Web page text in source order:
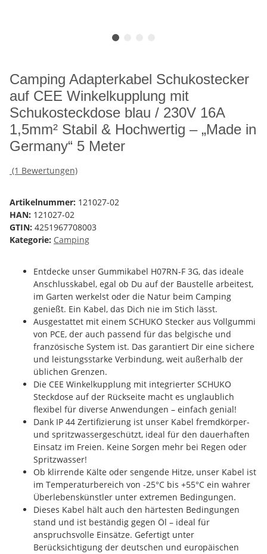
Camping Adapterkabel Schukostecker
auf CEE Winkelkupplung mit
Schukosteckdose blau / 230V 16A
1,5mm² Stabil & Hochwertig – „Made in
Germany“ 5 Meter
(1 Bewertungen)
Artikelnummer: 121027-02
HAN: 121027-02
GTIN: 4251967708003
Kategorie: Camping
Entdecke unser Gummikabel H07RN-F 3G, das ideale
Anschlusskabel, egal ob Du auf der Baustelle arbeitest,
im Garten werkelst oder die Natur beim Camping
genießt. Ein Kabel, das Dich nie im Stich lässt.
Ausgestattet mit einem SCHUKO Stecker aus Vollgummi
von PCE, der auch passend für das belgische und
französische System ist. Das garantiert Dir eine sichere
und leistungsstarke Verbindung, weit außerhalb der
üblichen Grenzen.
Die CEE Winkelkupplung mit integrierter SCHUKO
Steckdose auf der Rückseite macht es unglaublich
flexibel für diverse Anwendungen – einfach genial!
Dank IP 44 Zertifizierung ist unser Kabel fremdkörper-
und spritzwassergeschützt, ideal für den dauerhaften
Einsatz im Freien. Keine Sorgen mehr bei Regen oder
Spritzwasser!
Ob klirrende Kälte oder sengende Hitze, unser Kabel ist
im Temperaturbereich von -25°C bis +55°C ein wahrer
Überlebenskünstler unter extremen Bedingungen.
Dieses Kabel hält auch den härtesten Bedingungen
stand und ist beständig gegen Öl – ideal für
anspruchsvolle Einsätze. Gefertigt unter
Berücksichtigung der deutschen und europäischen